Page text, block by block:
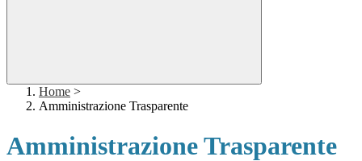
Home >
Amministrazione Trasparente
Amministrazione Trasparente